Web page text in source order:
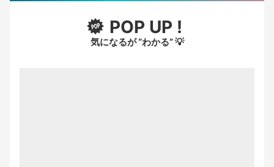
POP UP !
気になるが “わかる” 💡